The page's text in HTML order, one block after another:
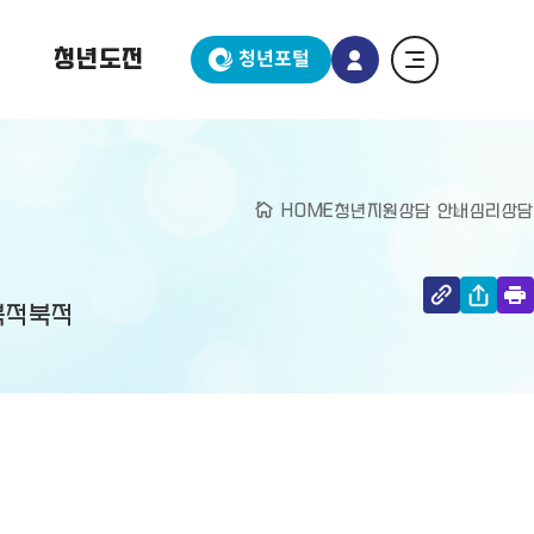
청년도전 청년포털
북적
HOME청년지원상담 안내 심리상담